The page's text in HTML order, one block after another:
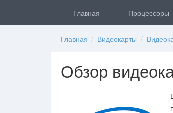
Главная Процессоры
Главная / Видеокарты /
Обзор